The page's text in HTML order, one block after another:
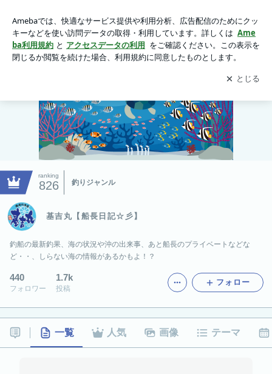
アプリをダウンロードして ブログの更新通知
を受け取りまし
ょう。
開く
ranking
826 釣りジャンル
基吉丸【船長日記☆彡】
釣船の最新釣果、海の状況や沖の出来事、あと船長のプライベートなどな
ど・・、しらない海の情報があるかもよ！？
440
フォロワー
1.7k
投稿
フォロー
一覧 人気 画像 テーマ